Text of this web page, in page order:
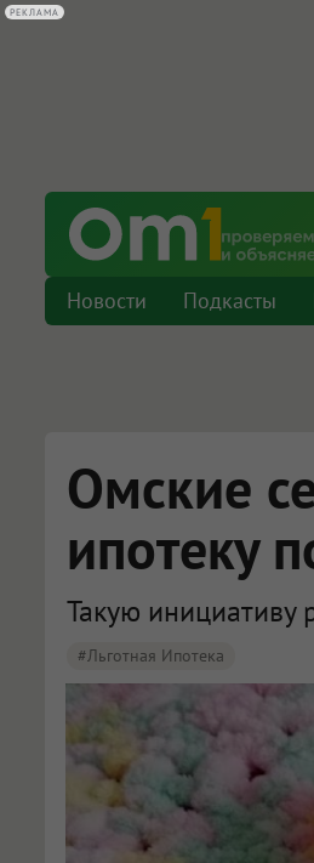
Новости Подкасты
Омские
ипотеку
Такую инициативу
#льготная Ипотека